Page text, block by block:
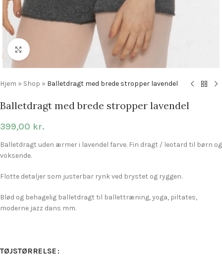
Click to enlarge
Hjem » Shop » Balletdragt med brede stropper lavendel
Balletdragt med brede stropper lavendel
399,00 kr.
Balletdragt uden ærmer i lavendel farve. Fin dragt / leotard til børn og
voksende.
Flotte detaljer som justerbar rynk ved brystet og ryggen.
Blød og behagelig balletdragt til ballettræning, yoga, piltates,
moderne jazz dans mm.
TØJSTØRRELSE